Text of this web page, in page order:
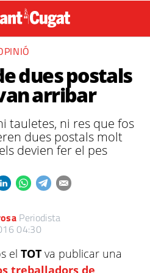
dues postals
arribar
tauletes, ni res que fos
dues postals molt
devien fer el pes
Periodista
04:30
el TOT va publicar una
treballadors de